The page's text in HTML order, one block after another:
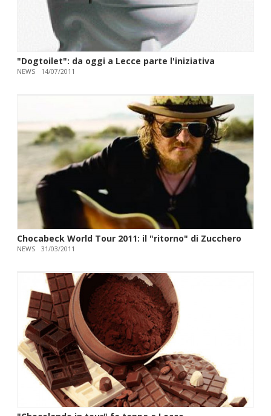
"Dogtoilet": da oggi a Lecce parte l'iniziativa
NEWS 14/07/2011
Chocabeck World Tour 2011: il "ritorno" di Zucchero
NEWS 31/03/2011